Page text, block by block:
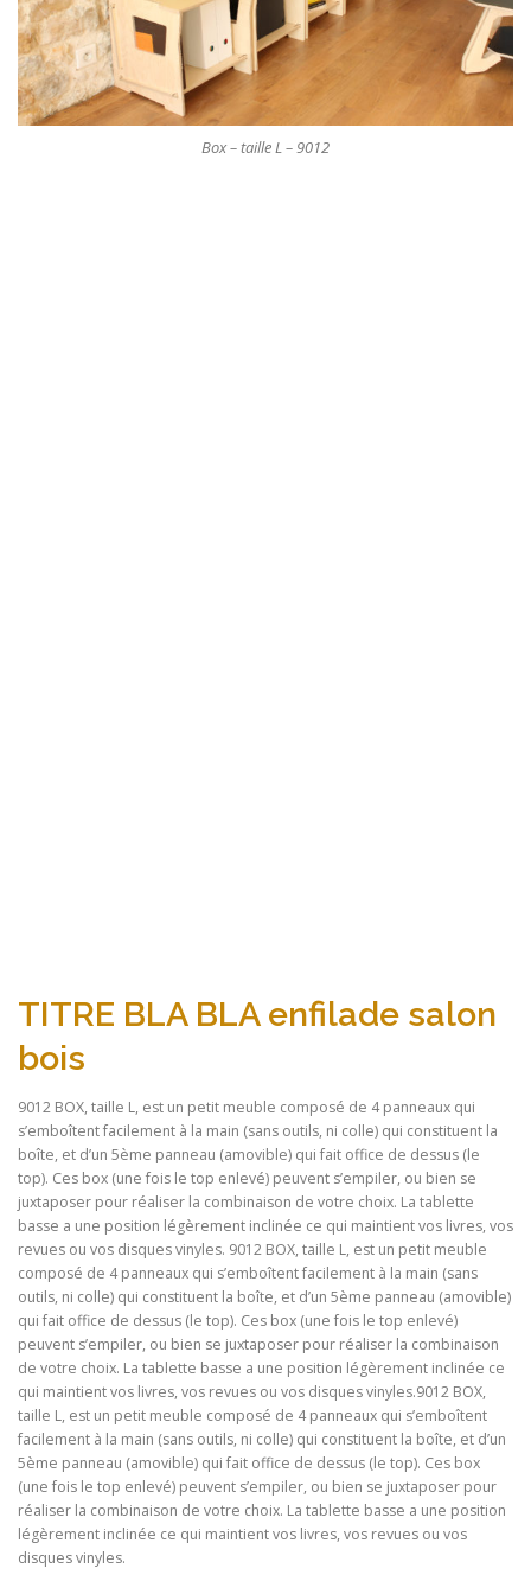
Box – taille L – 9012
TITRE BLA BLA enfilade salon
bois
9012 BOX, taille L, est un petit meuble composé de 4 panneaux qui
s’emboîtent facilement à la main (sans outils, ni colle) qui constituent la
boîte, et d’un 5ème panneau (amovible) qui fait office de dessus (le
top). Ces box (une fois le top enlevé) peuvent s’empiler, ou bien se
juxtaposer pour réaliser la combinaison de votre choix. La tablette
basse a une position légèrement inclinée ce qui maintient vos livres, vos
revues ou vos disques vinyles. 9012 BOX, taille L, est un petit meuble
composé de 4 panneaux qui s’emboîtent facilement à la main (sans
outils, ni colle) qui constituent la boîte, et d’un 5ème panneau (amovible)
qui fait office de dessus (le top). Ces box (une fois le top enlevé)
peuvent s’empiler, ou bien se juxtaposer pour réaliser la combinaison
de votre choix. La tablette basse a une position légèrement inclinée ce
qui maintient vos livres, vos revues ou vos disques vinyles.9012 BOX,
taille L, est un petit meuble composé de 4 panneaux qui s’emboîtent
facilement à la main (sans outils, ni colle) qui constituent la boîte, et d’un
5ème panneau (amovible) qui fait office de dessus (le top). Ces box
(une fois le top enlevé) peuvent s’empiler, ou bien se juxtaposer pour
réaliser la combinaison de votre choix. La tablette basse a une position
légèrement inclinée ce qui maintient vos livres, vos revues ou vos
disques vinyles.